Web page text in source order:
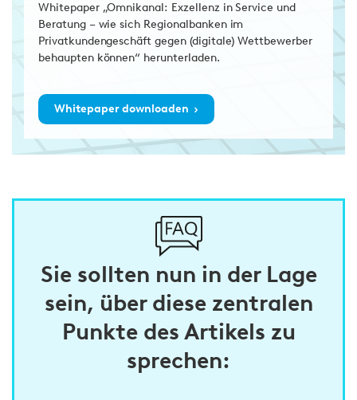
Whitepaper „Omnikanal: Exzellenz in Service und
Beratung – wie sich Regionalbanken im
Privatkundengeschäft gegen (digitale) Wettbewerber
behaupten können“ herunterladen.
Whitepaper downloaden ›
Sie sollten nun in der Lage
sein, über diese zentralen
Punkte des Artikels zu
sprechen: